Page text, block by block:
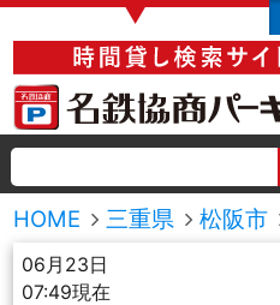
▼
HOME 三重県 松阪市
06月23日
07:49現在